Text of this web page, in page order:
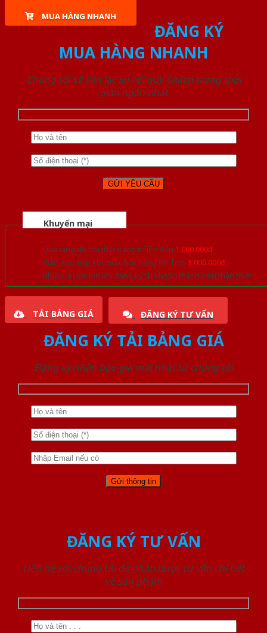
MUA HÀNG NHANH
ĐĂNG KÝ
MUA HÀNG NHANH
Chúng tôi sẽ liên lạc lại với quý khách trong thời
gian ngắn nhất
Khuyến mại
Quà tặng đồ nội thất trang trí lên đến 1.000.000đ
Giảm trực tiếp khi mua đơn hàng lớn hơn 3.000.000đ
Nhiều ưu đãi lớn khi đăng ký tài khoản thành viên thân thiết
TẢI BẢNG GIÁ ĐĂNG KÝ TƯ VẤN
ĐĂNG KÝ TẢI BẢNG GIÁ
Đăng ký nhận báo giá mới nhất từ chúng tôi
ĐĂNG KÝ TƯ VẤN
Liên hệ với chúng tôi để nhận được tư vấn chi tiết
về sản phẩm